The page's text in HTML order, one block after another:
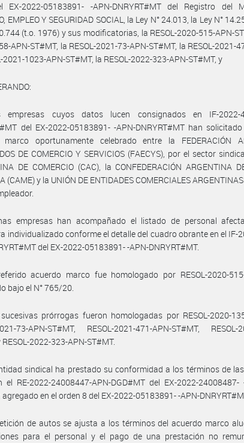
EX-2022-05183891- -APN-DNRYRT#MT del Registro del
EMPLEO Y SEGURIDAD SOCIAL, la Ley N° 24.013, la Ley N°
(t.o. 1976) y sus modificatorias, la RESOL-2020-515-APN-
APN-ST#MT, la RESOL-2021-73-APN-ST#MT, la RESOL-2021-
2021-1023-APN-ST#MT, la RESOL-2022-323-APN-ST#MT, y
empresas cuyos datos lucen consignados en IF-2022-
del EX-2022-05183891- -APN-DNRYRT#MT han
marco oportunamente celebrado entre la FEDERACIÓN
DE COMERCIO Y SERVICIOS (FAECYS), por el sector
DE COMERCIO (CAC), la CONFEDERACIÓN ARGENTINA
(CAME) y la UNIÓN DE ENTIDADES COMERCIALES
empresas han acompañado el listado de personal
individualizado conforme el detalle del cuadro obrante en el IF-
del EX-2022-05183891- -APN-DNRYRT#MT.
acuerdo marco fue homologado por RESOL-2020-
bajo el N° 765/20.
prórrogas fueron homologadas por RESOL-2020-
73-APN-ST#MT, RESOL-2021-471-APN-ST#MT, RESOL-
2022-323-APN-ST#MT.
sindical ha prestado su conformidad a los términos de
el RE-2022-24008447-APN-DGD#MT del EX-2022-24008487-
en el orden 8 del EX-2022-05183891- -APN-
de autos se ajusta a los términos del acuerdo marco
para el personal y el pago de una prestación no